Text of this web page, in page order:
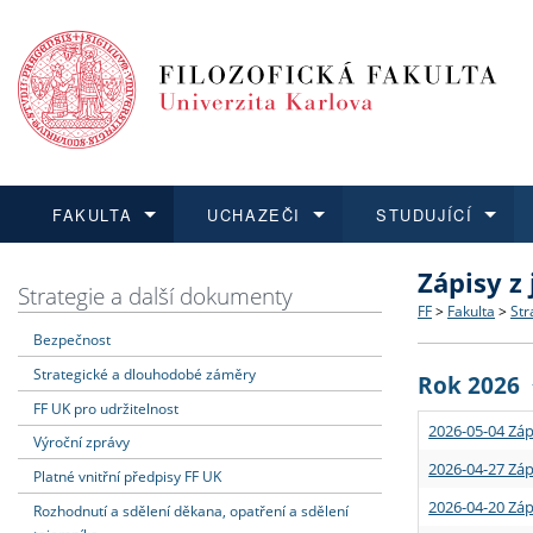
FAKULTA
Dozvědět se více
Struktura
Strategie
Podpora
UCHAZEČI
Podat přihlášku
Co
Učitelské
STUDUJÍCÍ
Dozvědět se více
Rigorózní
Dozvědět se více
O vědě a
Granty a
Dozvědět se více
Aktuální
Strategie a další dokumenty
Bezpečnost
Strategické a dlouhodobé záměry
FF UK pro udržitelnost
Výroční zprávy
Platné vnitřní předpisy FF UK
Rozhodnutí a sdělení děkana, opatření a sdělení
Zápisy
FF > Fakulta >
Rok 2026
2026-05-04
2026-04-27
2026-04-20